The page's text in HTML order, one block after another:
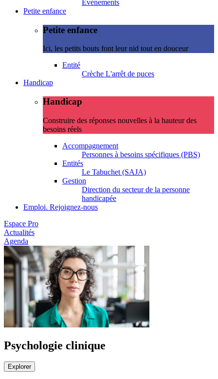
Evénements
Petite enfance
Petite enfance
Ici, les petits bouts font leur nid tout en douceur
Entité
Crèche L'arrêt de puces
Handicap
Handicap
Construire des réponses nouvelles à la hauteur des
besoins réels
Accompagnement
Personnes à besoins spécifiques (PBS)
Entités
Le Tabuchet (SAJA)
Gestion
Direction du secteur de la personne
handicapée
Emploi. Rejoignez-nous
Espace Pro
Actualités
Agenda
Psychologie clinique
Explorer